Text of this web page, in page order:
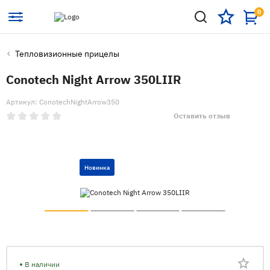
0
Тепловизионные прицелы
Conotech Night Arrow 350LIIR
Артикул: ConotechNightArrow350
Оставить отзыв
Новинка
В наличии